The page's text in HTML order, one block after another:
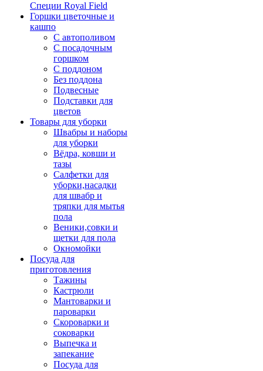
Специи Royal Field
Горшки цветочные и
кашпо
С автополивом
С посадочным
горшком
С поддоном
Без поддона
Подвесные
Подставки для
цветов
Товары для уборки
Швабры и наборы
для уборки
Вёдра, ковши и
тазы
Салфетки для
уборки,насадки
для швабр и
тряпки для мытья
пола
Веники,совки и
щетки для пола
Окномойки
Посуда для
приготовления
Тажины
Кастрюли
Мантоварки и
пароварки
Скороварки и
соковарки
Выпечка и
запекание
Посуда для